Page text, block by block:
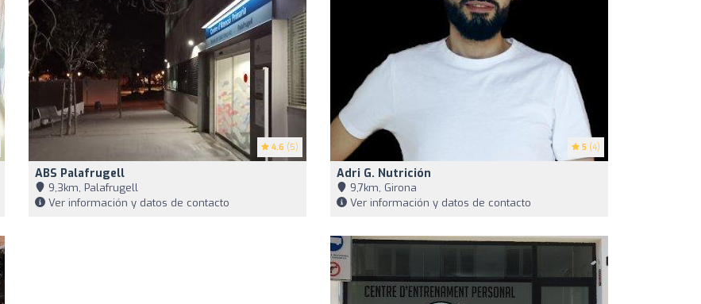
4.6 (5)
ABS Palafrugell
9,3km, Palafrugell
Ver información y datos de contacto
5 (4)
Adri G. Nutrición
9,7km, Girona
Ver información y datos de contacto